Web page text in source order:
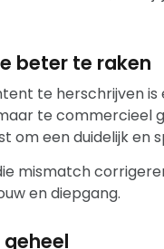
beter te raken
te herschrijven
te commercieel
om een duidelijk en
mismatch
en diepgang.